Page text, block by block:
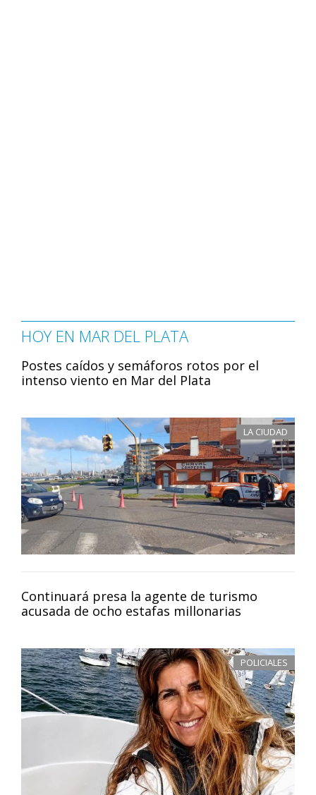
HOY EN MAR DEL PLATA
Postes caídos y semáforos rotos por el
intenso viento en Mar del Plata
LA CIUDAD
Continuará presa la agente de turismo
acusada de ocho estafas millonarias
POLICIALES